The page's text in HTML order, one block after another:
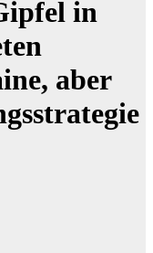
in
aber